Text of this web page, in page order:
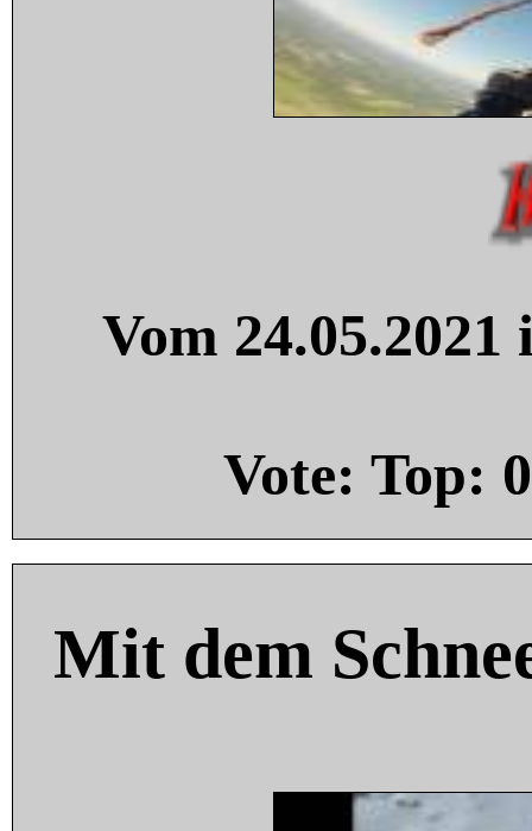
Vom
Vote: Top: 0
Mit dem